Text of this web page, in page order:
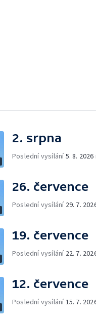
2. srpna
Poslední vysílání5. 8. 2026
26. července
Poslední vysílání 29. 7.
19. července
Poslední vysílání 22. 7.
12. července
Poslední vysílání 15. 7.